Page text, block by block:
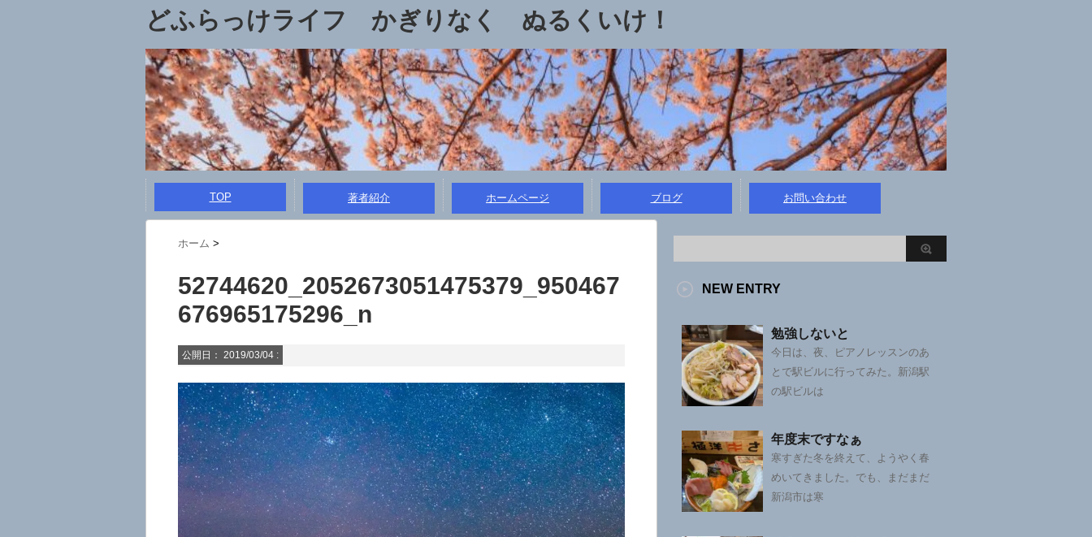
どふらっけライフ かぎりなく ぬるくいけ！
TOP 著者紹介 ホームページ ブログ お問い合わせ
ホーム >
52744620_2052673051475379_950467
676965175296_n
公開日： 2019/03/04 :
NEW ENTRY
勉強しないと
今日は、夜、ピアノレッスンのあ
とで駅ビルに行ってみた。新潟駅
の駅ビルは
年度末ですなぁ
寒すぎた冬を終えて、ようやく春
めいてきました。でも、まだまだ
新潟市は寒